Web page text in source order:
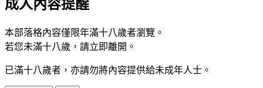
成人內容提醒
本部落格內容僅限年滿十八歲者瀏覽。
若您未滿十八歲，請立即離開。
已滿十八歲者，亦請勿將內容提供給未成年人士。